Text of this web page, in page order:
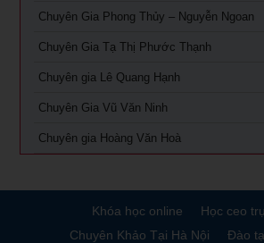
Chuyên Gia Phong Thủy – Nguyễn Ngoan
Chuyên Gia Tạ Thị Phước Thạnh
Chuyên gia Lê Quang Hạnh
Chuyên Gia Vũ Văn Ninh
Chuyên gia Hoàng Văn Hoà
Khóa học online
Học ceo
Chuyên Khảo Tại Hà Nội
Đào